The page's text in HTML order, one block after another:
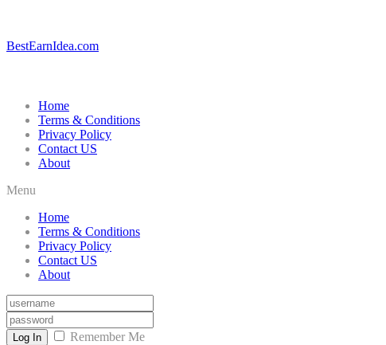
BestEarnIdea.com
Home
Terms & Conditions
Privacy Policy
Contact US
About
Menu
Home
Terms & Conditions
Privacy Policy
Contact US
About
Log In
Remember Me